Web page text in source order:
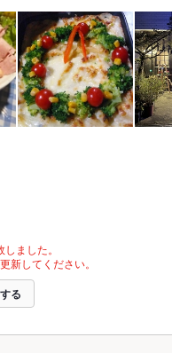
ました。
新してください。
る